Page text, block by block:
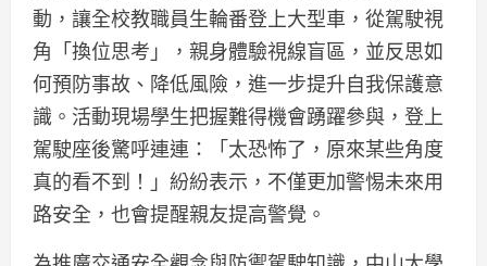
動，讓全校教職員生輪番登上大型車，從駕駛視
角「換位思考」，親身體驗視線盲區，並反思如
何預防事故、降低風險，進一步提升自我保護意
識。活動現場學生把握難得機會踴躍參與，登上
駕駛座後驚呼連連：「太恐怖了，原來某些角度
真的看不到！」紛紛表示，不僅更加警惕未來用
路安全，也會提醒親友提高警覺。